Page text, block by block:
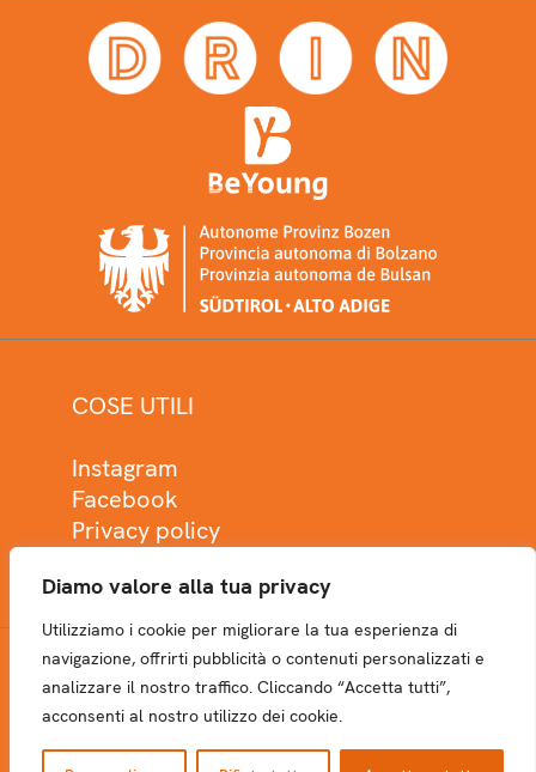
Diamo valore alla tua privacy
Utilizziamo i cookie per migliorare la tua esperienza di
navigazione, offrirti pubblicità o contenuti personalizzati e
analizzare il nostro traffico. Cliccando “Accetta tutti”,
acconsenti al nostro utilizzo dei cookie.
COSE UTILI
Instagram
Facebook
Privacy policy
NEWSLETTER